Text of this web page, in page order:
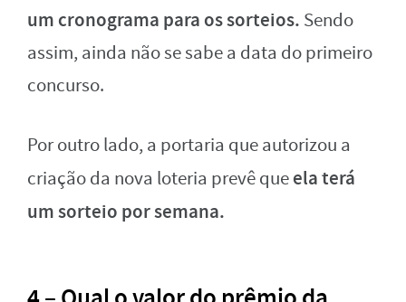
um cronograma para os sorteios. Sendo
assim, ainda não se sabe a data do primeiro
concurso.
Por outro lado, a portaria que autorizou a
criação da nova loteria prevê queela terá
um sorteio por semana.